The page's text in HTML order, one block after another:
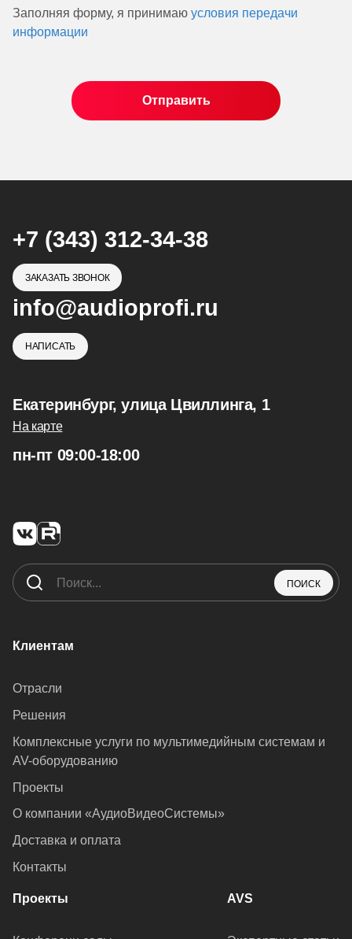
Заполняя форму, я принимаю условия передачи
информации
+7 (343) 312-34-38
ЗАКАЗАТЬ ЗВОНОК
info@audioprofi.ru
НАПИСАТЬ
Екатеринбург, улица Цвиллинга, 1
На карте
пн-пт 09:00-18:00
ПОИСК
Клиентам
Отрасли
Решения
Комплексные услуги по мультимедийным системам и
AV-оборудованию
Проекты
О компании «АудиоВидеоСистемы»
Доставка и оплата
Контакты
Проекты AVS